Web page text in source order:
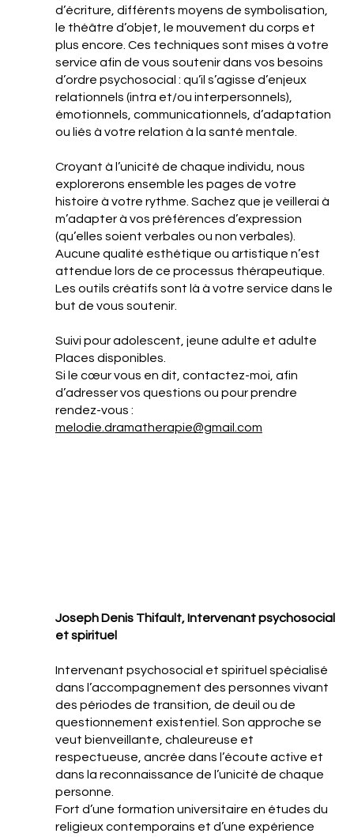
d’écriture, différents moyens de symbolisation,
le théâtre d’objet, le mouvement du corps et
plus encore. Ces techniques sont mises à votre
service afin de vous soutenir dans vos besoins
d’ordre psychosocial : qu’il s’agisse d’enjeux
relationnels (intra et/ou interpersonnels),
émotionnels, communicationnels, d’adaptation
ou liés à votre relation à la santé mentale.
Croyant à l’unicité de chaque individu, nous
explorerons ensemble les pages de votre
histoire à votre rythme. Sachez que je veillerai à
m’adapter à vos préférences d’expression
(qu’elles soient verbales ou non verbales).
Aucune qualité esthétique ou artistique n’est
attendue lors de ce processus thérapeutique.
Les outils créatifs sont là à votre service dans le
but de vous soutenir.
Suivi pour adolescent, jeune adulte et adulte
Places disponibles.
Si le cœur vous en dit, contactez-moi, afin
d’adresser vos questions ou pour prendre
rendez-vous :
melodie.dramatherapie@gmail.com
Joseph Denis Thifault, Intervenant psychosocial
et spirituel
Intervenant psychosocial et spirituel spécialisé
dans l’accompagnement des personnes vivant
des périodes de transition, de deuil ou de
questionnement existentiel. Son approche se
veut bienveillante, chaleureuse et
respectueuse, ancrée dans l’écoute active et
dans la reconnaissance de l’unicité de chaque
personne.
Fort d’une formation universitaire en études du
religieux contemporains et d’une expérience